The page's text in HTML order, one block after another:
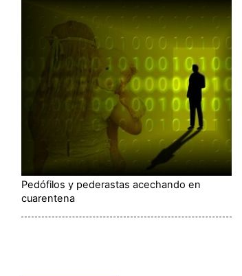
Pedófilos y pederastas acechando en
cuarentena